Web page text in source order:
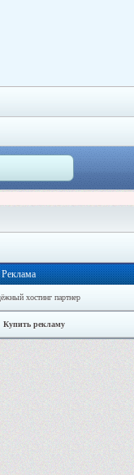
Реклама
хостинг партнер
Купить рекламу